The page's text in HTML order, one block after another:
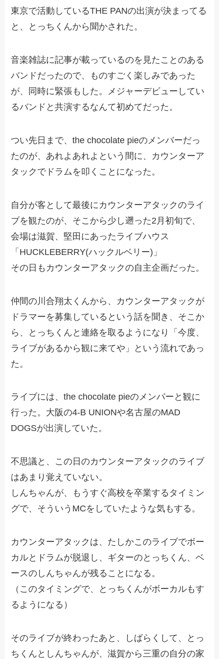
東京で活動しているTHE PANの出演が決まってる
と、とっちくんから聞かされた。
音楽雑誌に記事が載っているのを見たことのある
バンドだったので、ものすごく楽しみであった
が、同時に緊張もした。メジャーデビューしてい
るバンドと共演するなんて初めてだった。
つい先日まで、the chocolate pieのメンバーだっ
たのが、あれよあれよという間に、カウンターア
タックでドラムを叩くことになった。
自分が客として最後にカウンターアタックのライ
ブを観たのが、そこから少し遡った2月初旬で、
会場は滋賀、堅田にあったライブハウス
「HUCKLEBERRY(ハックルベリー)」
その日もカウンターアタックの自主企画だった。
仲間の川合翔太くんから、カウンターアタックが
ドラマーを募集しているという話を聞き、そこか
ら、とっちくんと連絡を取るようになり「今度、
ライブがあるから観に来てや」という流れであっ
た。
ライブには、the chocolate pieのメンバーと観に
行った。大阪の4-B UNIONや名古屋のMAD
DOGSが出演していた。
不思議と、この日のカウンターアタックのライブ
はあまり覚えていない。
しんちゃんが、もうすぐ高校を卒業するタイミン
グで、そういうMCをしていたような気もする。
カウンターアタックは、たしかこのライブでボー
カルとドラムが脱退し、ギターのとっちくん、ベ
ースのしんちゃんが残ることになる。
（このタイミングで、とっちくんがボーカルもす
るようになる）
そのライブが終わったあと、しばらくして、とっ
ちくんとしんちゃんが、滋賀から三重の自分の家